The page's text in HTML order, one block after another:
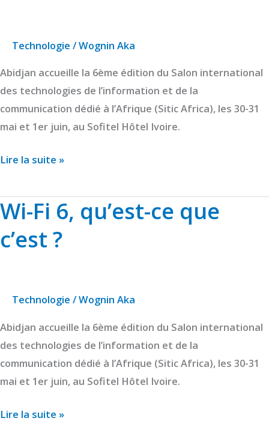
Technologie /Wognin Aka
Abidjan accueille la 6ème édition du Salon international
des technologies de l’information et de la
communication dédié à l’Afrique (Sitic Africa), les 30-31
mai et 1er juin, au Sofitel Hôtel Ivoire.
accompagner
le
“pilier
de
la
numérique
continent”
Lire la suite »
Wi-Fi 6, qu’est-ce que
c’est ?
Technologie /Wognin Aka
Abidjan accueille la 6ème édition du Salon international
des technologies de l’information et de la
communication dédié à l’Afrique (Sitic Africa), les 30-31
mai et 1er juin, au Sofitel Hôtel Ivoire.
Wi-
Fi
6,
que
?
Lire la suite »